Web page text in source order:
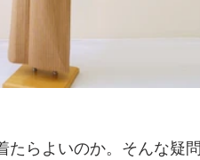
たらよいのか。そんな疑問